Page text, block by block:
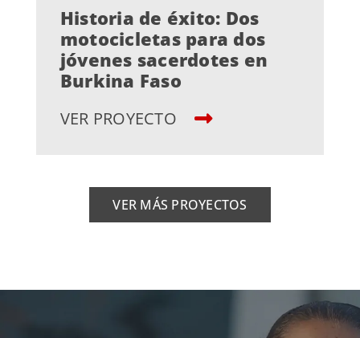
Historia de éxito: Dos
motocicletas para dos
jóvenes sacerdotes en
Burkina Faso
VER PROYECTO
VER MÁS PROYECTOS